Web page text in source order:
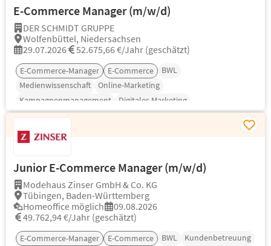
E-Commerce Manager (m/w/d)
DER SCHMIDT GRUPPE
Wolfenbüttel, Niedersachsen
29.07.2026
52.675,66 €/Jahr (geschätzt)
E-Commerce-Manager E-Commerce
BWL
Medienwissenschaft
Online-Marketing
Kampagnenmanagement
Digitales Marketing
Junior E-Commerce Manager (m/w/d)
Modehaus Zinser GmbH & Co. KG
Tübingen, Baden-Württemberg
Homeoffice möglich
09.08.2026
49.762,94 €/Jahr (geschätzt)
E-Commerce-Manager E-Commerce BWL
Kundenbetreuung